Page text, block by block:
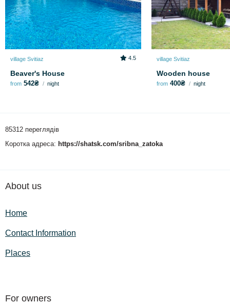
village Svitiaz 4.5
Beaver's House
from 542₴ night
village Svitiaz
Wooden house
from 400₴ night
85312 переглядів
Коротка адреса: https://shatsk.com/sribna_zatoka
About us
Home
Contact Information
Places
For owners